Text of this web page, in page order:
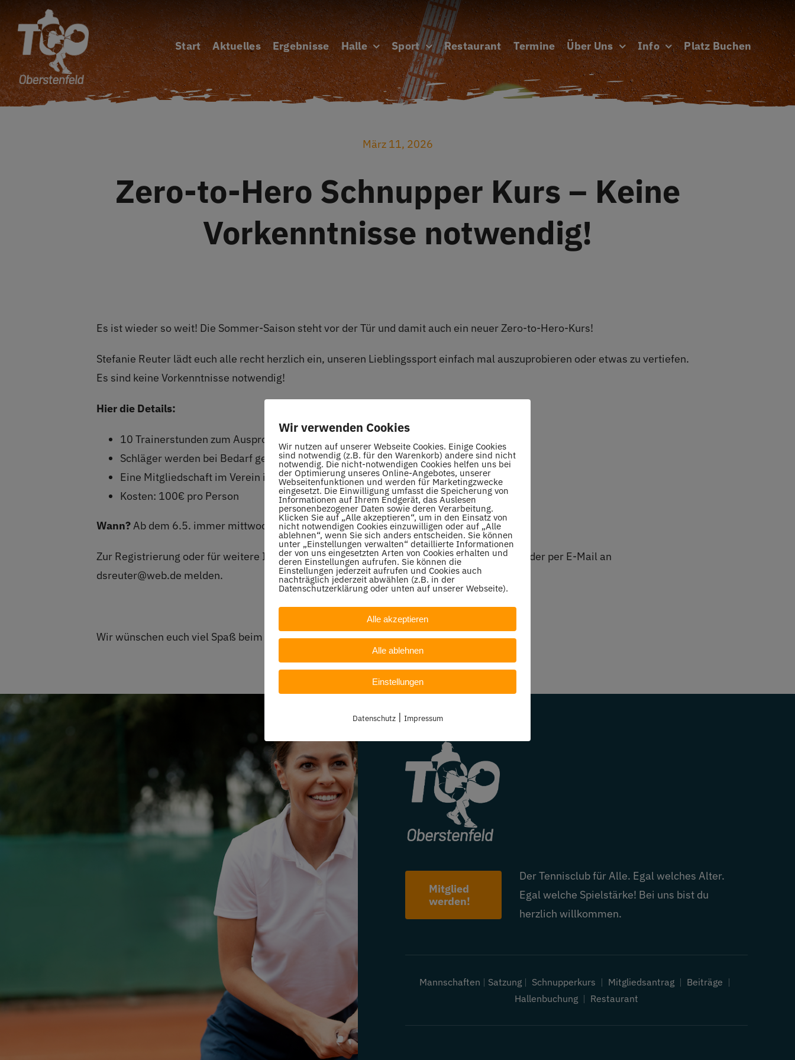
Inhalt
springen
Start Aktuelles Ergebnisse Halle Sport Restaurant Termine Über Uns Info Platz Buchen
März 11, 2026
Zero-to-Hero Schnupper Kurs – Keine
Vorkenntnisse notwendig!
Es ist wieder so weit! Die Sommer-Saison steht vor der Tür und damit auch ein neuer Zero-to-Hero-Kurs!
Stefanie Reuter lädt euch alle recht herzlich ein, unseren Lieblingssport einfach mal auszuprobieren oder etwas zu vertiefen.
Es sind keine Vorkenntnisse notwendig!
Hier die Details:
10 Trainerstunden zum Ausprobieren.
Schläger werden bei Bedarf gestellt.
Eine Mitgliedschaft im Verein ist nicht notwendig!
Kosten: 100€ pro Person
Wann?Ab dem 6.5. immer mittwochs von 18 bis 19 Uhr
Zur Registrierung oder für weitere Informationen bitte bei Stefanie unter 0174 972 8379 oder per E-Mail an
dsreuter@web.de melden.
Wir wünschen euch viel Spaß beim Kennenlernen dieses tollen Sports!
Mitglied
werden!
Der Tennisclub für Alle. Egal welches Alter.
Egal welche Spielstärke! Bei uns bist du
herzlich willkommen.
Mannschaften | Satzung | Schnupperkurs | Mitgliedsantrag | Beiträge |
Hallenbuchung| Restaurant
Wir verwenden Cookies
Wir nutzen auf unserer Webseite Cookies. Einige Cookies
sind notwendig (z.B. für den Warenkorb) andere sind nicht
notwendig. Die nicht-notwendigen Cookies helfen uns bei
der Optimierung unseres Online-Angebotes, unserer
Webseitenfunktionen und werden für Marketingzwecke
eingesetzt. Die Einwilligung umfasst die Speicherung von
Informationen auf Ihrem Endgerät, das Auslesen
personenbezogener Daten sowie deren Verarbeitung.
Klicken Sie auf „Alle akzeptieren“, um in den Einsatz von
nicht notwendigen Cookies einzuwilligen oder auf „Alle
ablehnen“, wenn Sie sich anders entscheiden. Sie können
unter „Einstellungen verwalten“ detaillierte Informationen
der von uns eingesetzten Arten von Cookies erhalten und
deren Einstellungen aufrufen. Sie können die
Einstellungen jederzeit aufrufen und Cookies auch
nachträglich jederzeit abwählen (z.B. in der
Datenschutzerklärung oder unten auf unserer Webseite).
Alle akzeptieren
Alle ablehnen
Einstellungen
Datenschutz| Impressum